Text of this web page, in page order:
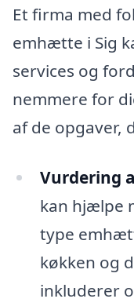
Et firma med
emhætte i Sig
services og
nemmere for
af de opgaver,
Vurdering
kan hjælpe
type
køkken og
inkluderer